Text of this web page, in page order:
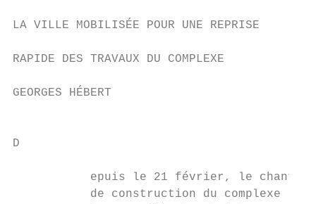
LA VILLE MOBILISÉE POUR UNE
RAPIDE DES TRAVAUX DU
GEORGES HÉBERT
D
epuis le 21 février, le
de construction du complexe